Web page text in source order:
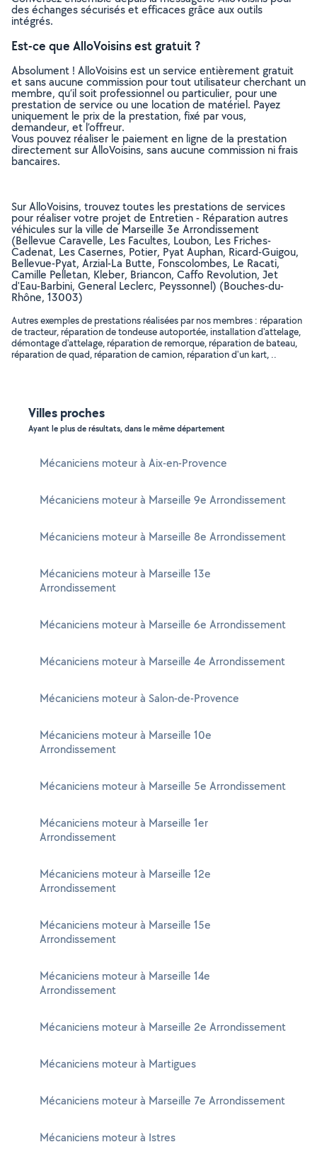
des échanges sécurisés et efficaces grâce aux outils
intégrés.
Est-ce que AlloVoisins est gratuit ?
Absolument ! AlloVoisins est un service entièrement gratuit
et sans aucune commission pour tout utilisateur cherchant un
membre, qu’il soit professionnel ou particulier, pour une
prestation de service ou une location de matériel. Payez
uniquement le prix de la prestation, fixé par vous,
demandeur, et l’offreur.
Vous pouvez réaliser le paiement en ligne de la prestation
directement sur AlloVoisins, sans aucune commission ni frais
bancaires.
Sur AlloVoisins, trouvez toutes les prestations de services
pour réaliser votre projet de Entretien - Réparation autres
véhicules sur la ville de Marseille 3e Arrondissement
(Bellevue Caravelle, Les Facultes, Loubon, Les Friches-
Cadenat, Les Casernes, Potier, Pyat Auphan, Ricard-Guigou,
Bellevue-Pyat, Arzial-La Butte, Fonscolombes, Le Racati,
Camille Pelletan, Kleber, Briancon, Caffo Revolution, Jet
d'Eau-Barbini, General Leclerc, Peyssonnel) (Bouches-du-
Rhône, 13003)
Autres exemples de prestations réalisées par nos membres : réparation
de tracteur, réparation de tondeuse autoportée, installation d'attelage,
démontage d'attelage, réparation de remorque, réparation de bateau,
réparation de quad, réparation de camion, réparation d'un kart, ..
Villes proches
Ayant le plus de résultats, dans le même département
Mécaniciens moteur à Aix-en-Provence
Mécaniciens moteur à Marseille 9e Arrondissement
Mécaniciens moteur à Marseille 8e Arrondissement
Mécaniciens moteur à Marseille 13e
Arrondissement
Mécaniciens moteur à Marseille 6e Arrondissement
Mécaniciens moteur à Marseille 4e Arrondissement
Mécaniciens moteur à Salon-de-Provence
Mécaniciens moteur à Marseille 10e
Arrondissement
Mécaniciens moteur à Marseille 5e Arrondissement
Mécaniciens moteur à Marseille 1er
Arrondissement
Mécaniciens moteur à Marseille 12e
Arrondissement
Mécaniciens moteur à Marseille 15e
Arrondissement
Mécaniciens moteur à Marseille 14e
Arrondissement
Mécaniciens moteur à Marseille 2e Arrondissement
Mécaniciens moteur à Martigues
Mécaniciens moteur à Marseille 7e Arrondissement
Mécaniciens moteur à Istres